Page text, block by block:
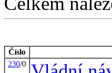
Číslo
230/0